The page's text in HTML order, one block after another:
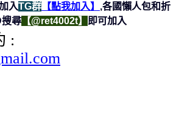
入TG群 【點我加入】 ,各國懶人包和折
尋 【@ret4002t】 即可加入
: